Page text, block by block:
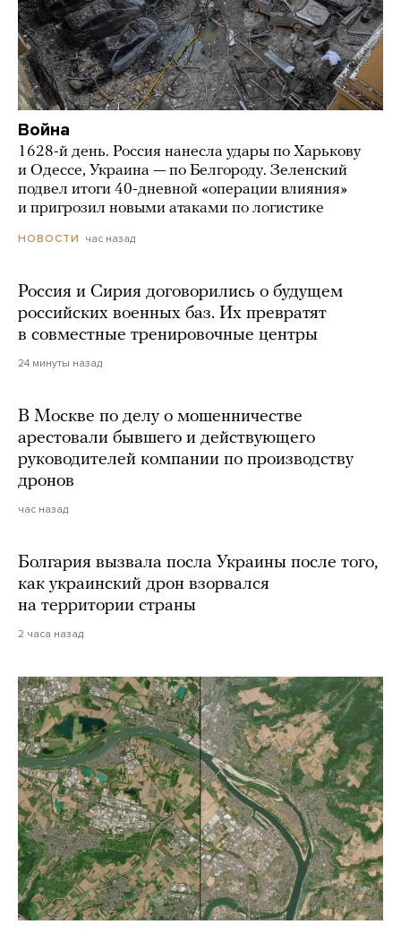
Война
1628-й день. Россия нанесла удары по Харькову
и Одессе, Украина — по Белгороду. Зеленский
подвел итоги 40-дневной «операции влияния»
и пригрозил новыми атаками по логистике
НОВОСТИ час назад
Россия и Сирия договорились о будущем
российских военных баз. Их превратят
в совместные тренировочные центры
24 минуты назад
В Москве по делу о мошенничестве
арестовали бывшего и действующего
руководителей компании по производству
дронов
час назад
Болгария вызвала посла Украины после того,
как украинский дрон взорвался
на территории страны
2 часа назад